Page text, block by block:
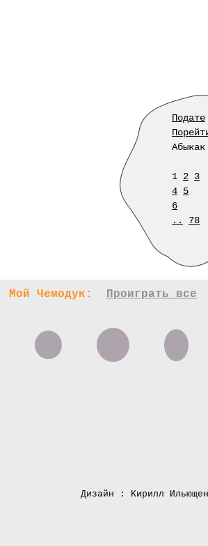
Подате
Абыкак
1 2 3
4 5
6
..
78
Мой Чемодук: Проиграть все
Дизайн : Кирилл